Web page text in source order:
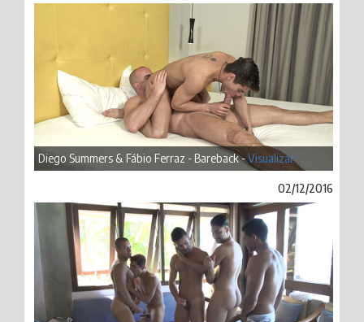
Diego Summers & Fábio Ferraz - Bareback -Visualizar
02/12/2016